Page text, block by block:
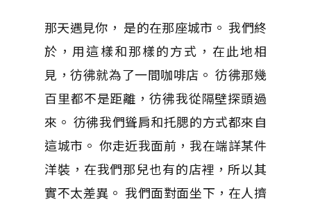
那天遇見你， 是的在那座城市。 我們終
於，用這樣和那樣的方式，在此地相
見，彷彿就為了一間咖啡店。 彷彿那幾
百里都不是距離，彷彿我從隔壁探頭過
來。 彷彿我們聳肩和托腮的方式都來自
這城市。 你走近我面前，我在端詳某件
洋裝，在我們那兒也有的店裡，所以其
實不太差異。 我們面對面坐下，在人擠